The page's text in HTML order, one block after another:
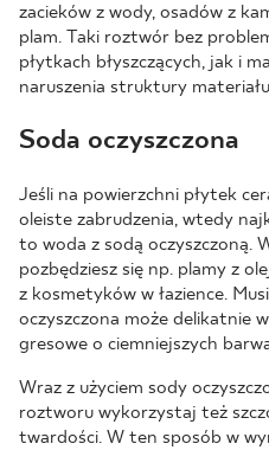
zacieków z wody, osadów z
plam. Taki roztwór bez
płytkach błyszczących, jak i
naruszenia struktury
Soda oczyszczona
Jeśli na powierzchni płytek
oleiste zabrudzenia, wtedy
to woda z sodą oczyszczoną.
pozbędziesz się np. plamy z
z kosmetyków w łazience.
oczyszczona może delikatnie
gresowe o ciemniejszych
Wraz z użyciem sody
roztworu wykorzystaj też
twardości. W ten sposób w